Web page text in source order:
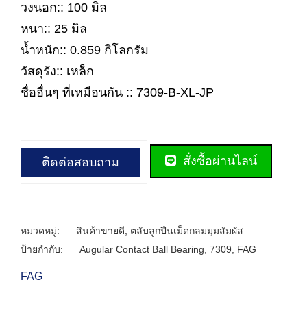
วงนอก:: 100 มิล
หนา:: 25 มิล
น้ำหนัก:: 0.859 กิโลกรัม
วัสดุรัง:: เหล็ก
ชื่ออื่นๆ ที่เหมือนกัน :: 7309-B-XL-JP
ติดต่อสอบถาม สั่งซื้อผ่านไลน์
หมวดหมู่: สินค้าขายดี
ตลับลูกปืนเม็ดกลมมุมสัมผัส
ป้ายกำกับ:
Augular Contact Ball Bearing 7309 FAG
FAG